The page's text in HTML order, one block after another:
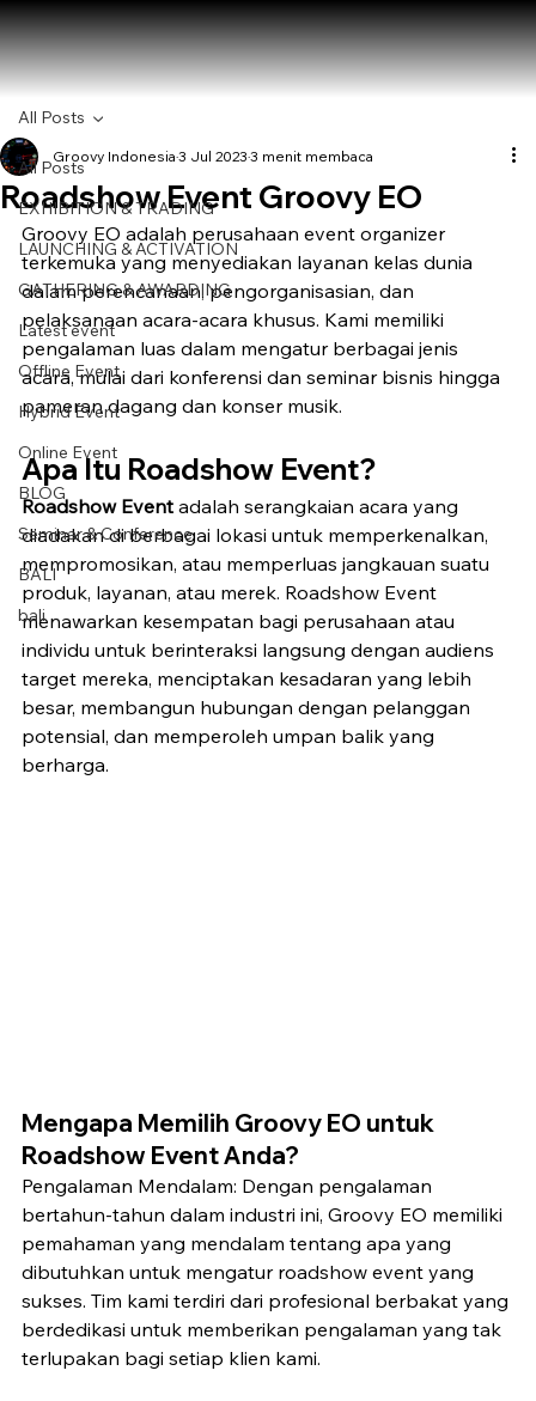
All Posts
EXHIBITION & TRADING
LAUNCHING & ACTIVATION
GATHERING & AWARDING
Latest event
Offline Event
Hybrid Event
Online Event
BLOG
Seminar & Conference
BALI
bali
All Posts
Roadshow Event Groovy EO
Groovy Indonesia 3 Jul 2023 3 menit membaca
Groovy EO adalah perusahaan event organizer
terkemuka yang menyediakan layanan kelas dunia
dalam perencanaan, pengorganisasian, dan
pelaksanaan acara-acara khusus. Kami memiliki
pengalaman luas dalam mengatur berbagai jenis
acara, mulai dari konferensi dan seminar bisnis hingga
pameran dagang dan konser musik.
Apa Itu Roadshow Event?
Roadshow Event adalah serangkaian acara yang
diadakan di berbagai lokasi untuk memperkenalkan,
mempromosikan, atau memperluas jangkauan suatu
produk, layanan, atau merek. Roadshow Event
menawarkan kesempatan bagi perusahaan atau
individu untuk berinteraksi langsung dengan audiens
target mereka, menciptakan kesadaran yang lebih
besar, membangun hubungan dengan pelanggan
potensial, dan memperoleh umpan balik yang
berharga.
Mengapa Memilih Groovy EO untuk
Roadshow Event Anda?
Pengalaman Mendalam: Dengan pengalaman
bertahun-tahun dalam industri ini, Groovy EO memiliki
pemahaman yang mendalam tentang apa yang
dibutuhkan untuk mengatur roadshow event yang
sukses. Tim kami terdiri dari profesional berbakat yang
berdedikasi untuk memberikan pengalaman yang tak
terlupakan bagi setiap klien kami.